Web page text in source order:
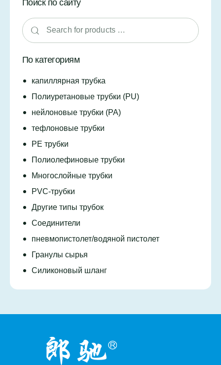
Поиск по сайту
По категориям
капиллярная трубка
Полиуретановые трубки (PU)
нейлоновые трубки (PA)
тефлоновые трубки
PE трубки
Полиолефиновые трубки
Многослойные трубки
PVC-трубки
Другие типы трубок
Соединители
пневмопистолет/водяной пистолет
Гранулы сырья
Силиконовый шланг